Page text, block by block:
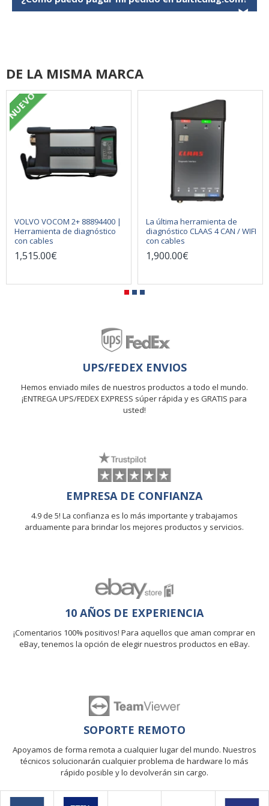
❯
DE LA MISMA MARCA
NUEVO
VOLVO VOCOM 2+ 88894400 |
Herramienta de diagnóstico
con cables
1,515.00€
La última herramienta de
diagnóstico CLAAS 4 CAN / WIFI
con cables
1,900.00€
UPS/FEDEX ENVIOS
Hemos enviado miles de nuestros productos a todo el mundo.
¡ENTREGA UPS/FEDEX EXPRESS súper rápida y es GRATIS para
usted!
EMPRESA DE CONFIANZA
4.9 de 5! La confianza es lo más importante y trabajamos
arduamente para brindar los mejores productos y servicios.
10 AÑOS DE EXPERIENCIA
¡Comentarios 100% positivos! Para aquellos que aman comprar en
eBay, tenemos la opción de elegir nuestros productos en eBay.
SOPORTE REMOTO
Apoyamos de forma remota a cualquier lugar del mundo. Nuestros
técnicos solucionarán cualquier problema de hardware lo más
rápido posible y lo devolverán sin cargo.